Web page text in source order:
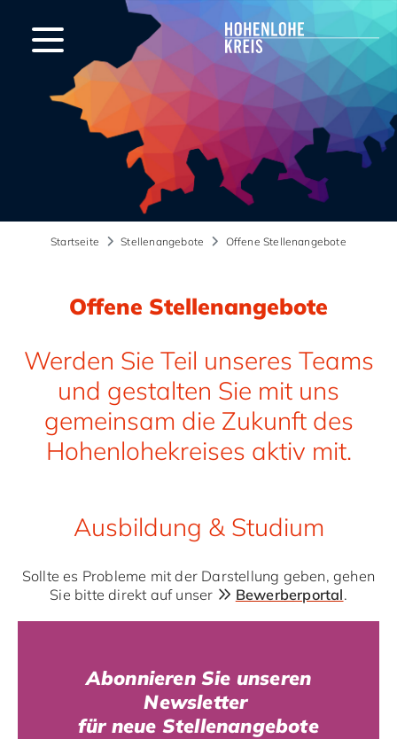
Startseite Stellenangebote Offene Stellenangebote
Offene Stellenangebote
Werden Sie Teil unseres Teams
und gestalten Sie mit uns
gemeinsam die Zukunft des
Hohenlohekreises aktiv mit.
Ausbildung & Studium
Sollte es Probleme mit der Darstellung geben, gehen
Sie bitte direkt auf unser
Bewerberportal.
Abonnieren Sie unseren
Newsletter
für neue Stellenangebote